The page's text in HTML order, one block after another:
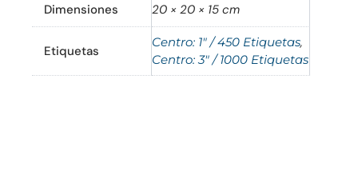
Dimensiones 20 × 20 × 15 cm
Etiquetas
Centro: 1" / 450 Etiquetas,
Centro: 3" / 1000 Etiquetas